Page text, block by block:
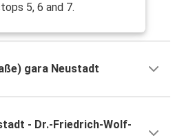
5, 6 and 7.
gara Neustadt
- Dr.-Friedrich-Wolf-